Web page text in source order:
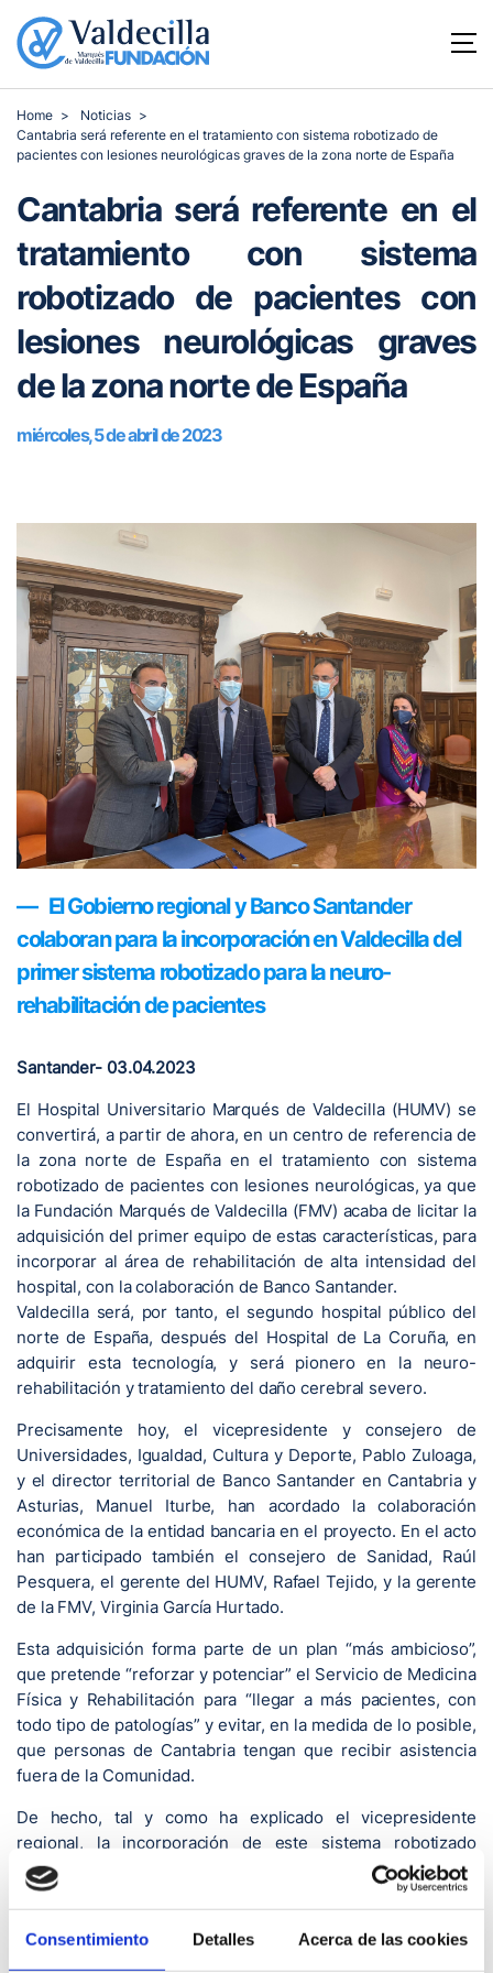
Consentimiento Detalles Acerca de las cookies
Home
Noticias
Cantabria será referente en el tratamiento con sistema robotizado de
pacientes con lesiones neurológicas graves de la zona norte de España
Cantabria será referente en el
tratamiento con sistema
robotizado de pacientes con
lesiones neurológicas graves
de la zona norte de España
miércoles, 5 de abril de 2023
El Gobierno regional y Banco Santander
colaboran para la incorporación en Valdecilla del
primer sistema robotizado para la neuro-
rehabilitación de pacientes
Santander- 03.04.2023
El Hospital Universitario Marqués de Valdecilla (HUMV) se
convertirá, a partir de ahora, en un centro de referencia de
la zona norte de España en el tratamiento con sistema
robotizado de pacientes con lesiones neurológicas, ya que
la Fundación Marqués de Valdecilla (FMV) acaba de licitar la
adquisición del primer equipo de estas características, para
incorporar al área de rehabilitación de alta intensidad del
hospital, con la colaboración de Banco Santander.
Valdecilla será, por tanto, el segundo hospital público del
norte de España, después del Hospital de La Coruña, en
adquirir esta tecnología, y será pionero en la neuro-
rehabilitación y tratamiento del daño cerebral severo.
Precisamente hoy, el vicepresidente y consejero de
Universidades, Igualdad, Cultura y Deporte, Pablo Zuloaga,
y el director territorial de Banco Santander en Cantabria y
Asturias, Manuel Iturbe, han acordado la colaboración
económica de la entidad bancaria en el proyecto. En el acto
han participado también el consejero de Sanidad, Raúl
Pesquera, el gerente del HUMV, Rafael Tejido, y la gerente
de la FMV, Virginia García Hurtado.
Esta adquisición forma parte de un plan “más ambicioso”,
que pretende “reforzar y potenciar” el Servicio de Medicina
Física y Rehabilitación para “llegar a más pacientes, con
todo tipo de patologías” y evitar, en la medida de lo posible,
que personas de Cantabria tengan que recibir asistencia
fuera de la Comunidad.
De hecho, tal y como ha explicado el vicepresidente
regional, la incorporación de este sistema robotizado
supondrá que muchos pacientes no tengan que
desplazarse fuera de Cantabria para recibir el tratamiento
familias: menos trastornos, más accesibilidad y ahorro de
tiempo y dinero”.